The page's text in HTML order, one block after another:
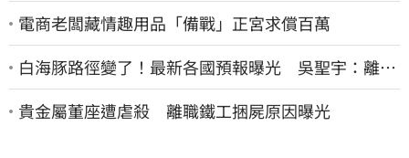
電商老闆藏情趣用品「備戰」正宮求償百萬
白海豚路徑變了！最新各國預報曝光 吳聖宇：離台
灣又更近一點
貴金屬董座遭虐殺 離職鐵工捆屍原因曝光